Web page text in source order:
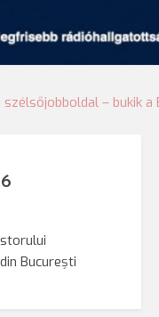
– bukik a
București